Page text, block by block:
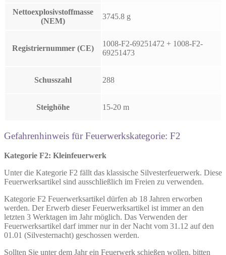
Nettoexplosivstoffmasse
(NEM)
3745.8 g
Registriernummer (CE)
1008-F2-69251472 + 1008-F2-
69251473
Schusszahl 288
Steighöhe 15-20 m
Gefahrenhinweis für Feuerwerkskategorie: F2
Kategorie F2: Kleinfeuerwerk
Unter die Kategorie F2 fällt das klassische Silvesterfeuerwerk. Diese
Feuerwerksartikel sind ausschließlich im Freien zu verwenden.
Kategorie F2 Feuerwerksartikel dürfen ab 18 Jahren erworben
werden. Der Erwerb dieser Feuerwerksartikel ist immer an den
letzten 3 Werktagen im Jahr möglich. Das Verwenden der
Feuerwerksartikel darf immer nur in der Nacht vom 31.12 auf den
01.01 (Silvesternacht) geschossen werden.
Sollten Sie unter dem Jahr ein Feuerwerk schießen wollen, bitten